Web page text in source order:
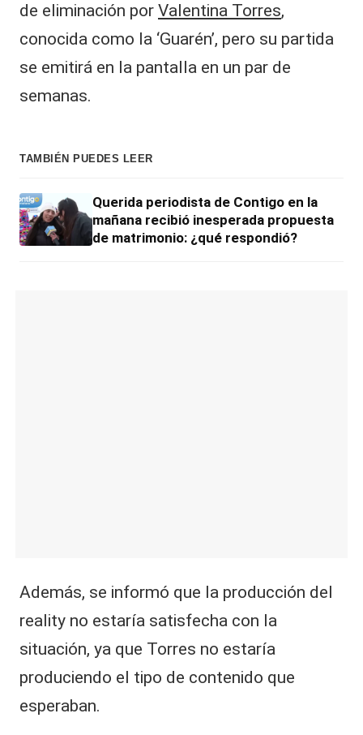
de eliminación por Valentina Torres,
conocida como la ‘Guarén’, pero su partida
se emitirá en la pantalla en un par de
semanas.
TAMBIÉN PUEDES LEER
Querida periodista de Contigo en la
mañana recibió inesperada propuesta
de matrimonio: ¿qué respondió?
Además, se informó que la producción del
reality no estaría satisfecha con la
situación, ya que Torres no estaría
produciendo el tipo de contenido que
esperaban.